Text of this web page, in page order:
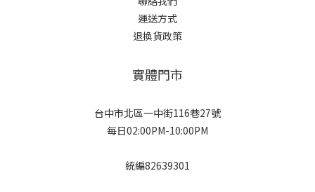
運送方式
退換貨政策
實體門市
台中市北區一中街116巷27號
每日02:00PM-10:00PM
統編82639301